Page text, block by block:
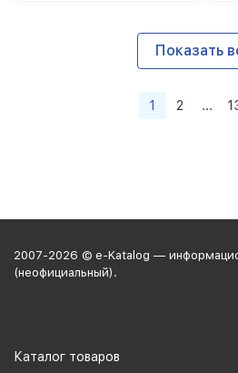
Показать
1 2 ...
2007-2026 © e-Katalog —
(неофициальный).
Каталог товаров